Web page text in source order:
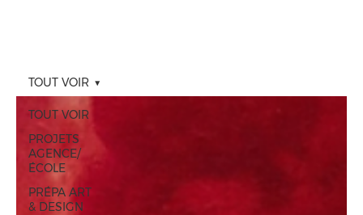
TOUT VOIR
PROJETS
AGENCE/
ÉCOLE
PRÉPA ART
& DESIGN
TOUT VOIR